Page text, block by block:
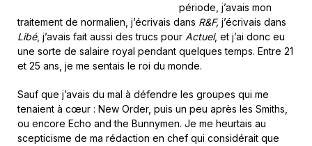
période, j’avais mon
traitement de normalien, j’écrivais dans R&F, j’écrivais dans
Libé, j’avais fait aussi des trucs pour Actuel, et j’ai donc eu
une sorte de salaire royal pendant quelques temps. Entre 21
et 25 ans, je me sentais le roi du monde.
Sauf que j’avais du mal à défendre les groupes qui me
tenaient à cœur : New Order, puis un peu après les Smiths,
ou encore Echo and the Bunnymen. Je me heurtais au
scepticisme de ma rédaction en chef qui considérait que